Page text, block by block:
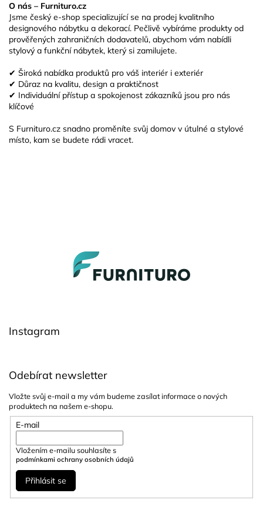
O nás – Furnituro.cz
Jsme český e-shop specializující se na prodej kvalitního
designového nábytku a dekorací. Pečlivě vybíráme produkty od
prověřených zahraničních dodavatelů, abychom vám nabídli
stylový a funkční nábytek, který si zamilujete.
✔ Široká nabídka produktů pro váš interiér i exteriér
✔ Důraz na kvalitu, design a praktičnost
✔ Individuální přístup a spokojenost zákazníků jsou pro nás
klíčové
S Furnituro.cz snadno proměníte svůj domov v útulné a stylové
místo, kam se budete rádi vracet.
Instagram
Odebírat newsletter
Vložte svůj e-mail a my vám budeme zasílat informace o nových
produktech na našem e-shopu.
E-mail
Vložením e-mailu souhlasíte s
podmínkami ochrany osobních údajů
Přihlásit se